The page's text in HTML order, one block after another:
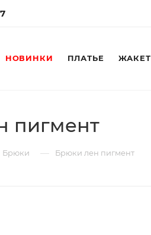
НОВИНКИ ПЛАТЬЕ ЖАКЕТ
пигмент
Брюки — Брюки лен пигмент